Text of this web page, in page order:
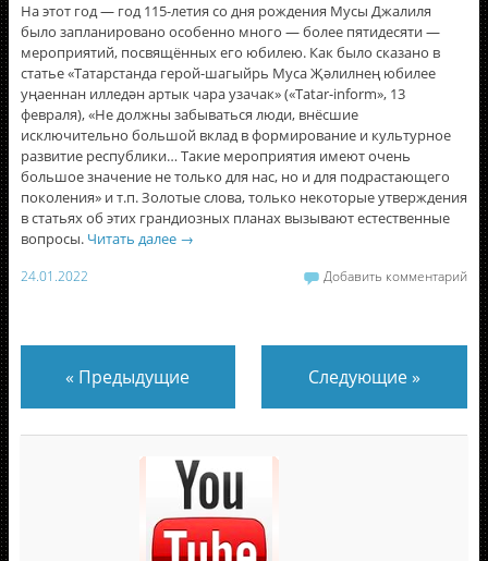
На этот год — год 115-летия со дня рождения Мусы Джалиля
было запланировано особенно много — более пятидесяти —
мероприятий, посвящённых его юбилею. Как было сказано в
статье «Татарстанда герой-шагыйрь Муса Җәлилнең юбилее
уңаеннан илледән артык чара узачак» («Tatar-inform», 13
февраля), «Не должны забываться люди, внёсшие
исключительно большой вклад в формирование и культурное
развитие республики… Такие мероприятия имеют очень
большое значение не только для нас, но и для подрастающего
поколения» и т.п. Золотые слова, только некоторые утверждения
в статьях об этих грандиозных планах вызывают естественные
вопросы. Читать далее →
24.01.2022 Добавить комментарий
« Предыдущие Следующие»